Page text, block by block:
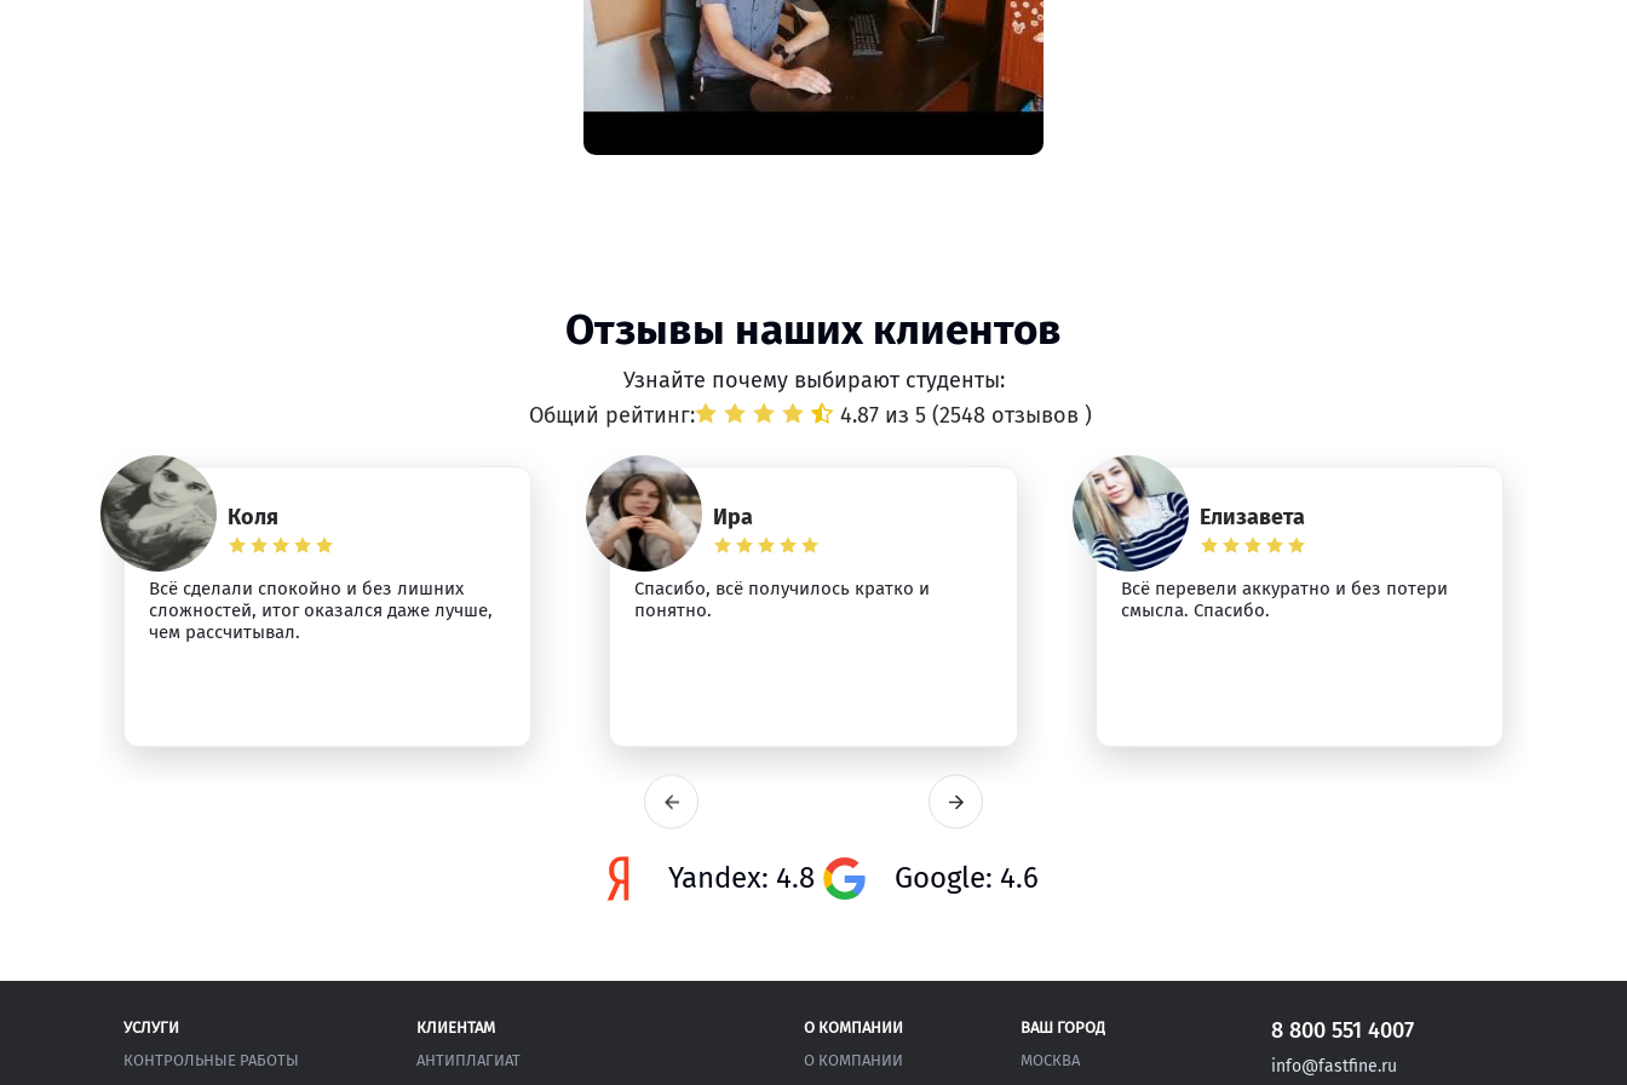
Отзывы наших клиентов
Узнайте почему выбирают студенты:
Общий рейтинг:
4.87 из 5 (2548 отзывов )
Коля
Всё сделали спокойно и без лишних
сложностей, итог оказался даже лучше,
чем рассчитывал.
Ира
Спасибо, всё получилось кратко и
понятно.
Елизавета
Всё перевели аккуратно и без потери
смысла. Спасибо.
Yandex: 4.8 Google: 4.6
УСЛУГИ
КОНТРОЛЬНЫЕ РАБОТЫ
КЛИЕНТАМ
АНТИПЛАГИАТ
О КОМПАНИИ
О КОМПАНИИ
ВАШ ГОРОД
МОСКВА
8 800 551 4007
info@fastfine.ru